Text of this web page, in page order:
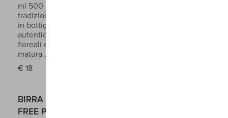
ml 500
tradizione tedesca, non pastorizzata e rifermentata
in bottiglia , pensata per chi ama le Wheat Beer
autentiche , equilibrate e rinfrescanti
floreali e fruttate con immancabili sensori di banana
matura , al palato è fresca morbida e scorrevole
€ 18
BIRRA DEL BOSCO PALE WHALE GLUTEN
FREE PALE ALE